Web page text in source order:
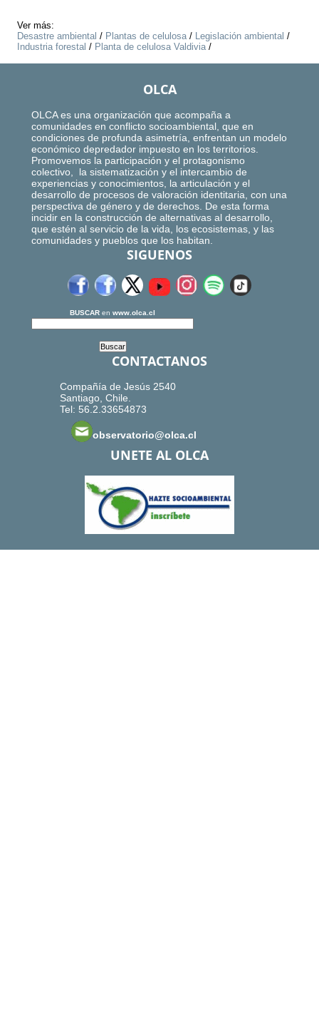
Ver más:
Desastre ambiental / Plantas de celulosa/ Legislación ambiental /
Industria forestal / Planta de celulosa Valdivia/
OLCA
OLCA es una organización que acompaña a
comunidades en conflicto socioambiental, que en
condiciones de profunda asimetría, enfrentan un modelo
económico depredador impuesto en los territorios.
Promovemos la participación y el protagonismo
colectivo, la sistematización y el intercambio de
experiencias y conocimientos, la articulación y el
desarrollo de procesos de valoración identitaria, con una
perspectiva de género y de derechos. De esta forma
incidir en la construcción de alternativas al desarrollo,
que estén al servicio de la vida, los ecosistemas, y las
comunidades y pueblos que los habitan.
SIGUENOS
BUSCAR en www.olca.cl
CONTACTANOS
Compañía de Jesús 2540
Santiago, Chile.
Tel: 56.2.33654873
observatorio@olca.cl
UNETE AL OLCA